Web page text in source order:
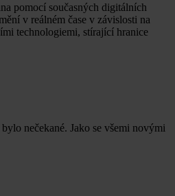
pomocí současných digitálních
v reálném čase v závislosti na
technologiemi, stírající hranice
nečekané. Jako se všemi novými